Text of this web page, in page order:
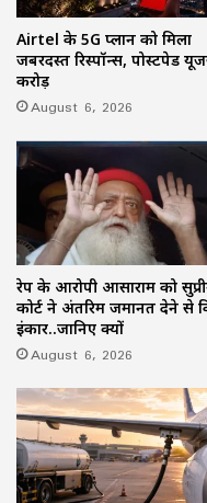
Airtel के 5G प्लान को मिला
जबरदस्त रिस्पॉन्स, पोस्टपेड
करोड़
August 6, 2026
रेप के आरोपी आसाराम को
कोर्ट ने अंतरिम जमानत देने से
इंकार..जानिए क्यों
August 6, 2026